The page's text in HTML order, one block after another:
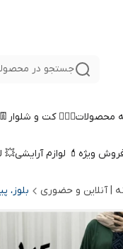
جستجو در
محصولات🤵🏻‍♀️ کت و شلوار
ویژه 💄 لوازم آرایشی💥
| آنلاین و حضوری بلوز،